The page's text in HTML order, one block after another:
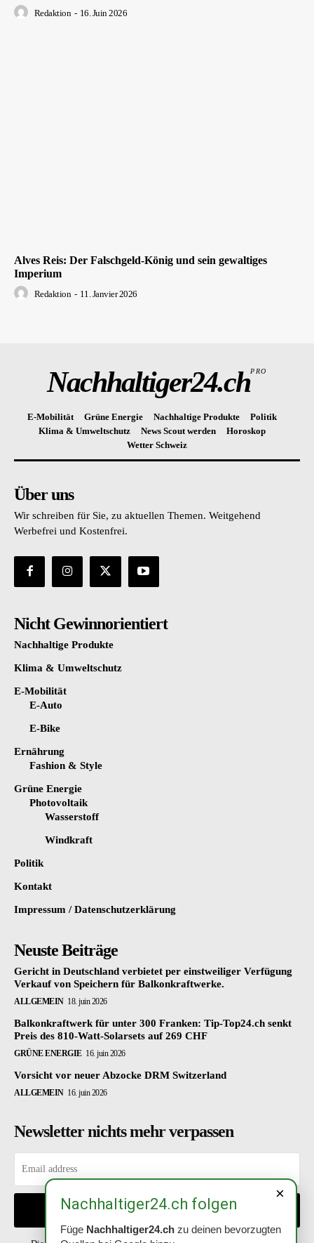
Redaktion - 16. Juin 2026
Alves Reis: Der Falschgeld-König und sein gewaltiges
Imperium
Redaktion - 11. Janvier 2026
Nachhaltiger24.chPRO
E-Mobilität Grüne Energie Nachhaltige Produkte
Politik
Klima & Umweltschutz
News Scout werden
Horoskop
Wetter Schweiz
Über uns
Wir schreiben für Sie, zu aktuellen Themen. Weitgehend
Werbefrei und Kostenfrei.
Nicht Gewinnorientiert
Nachhaltige Produkte
Klima & Umweltschutz
E-Mobilität
E-Auto
E-Bike
Ernährung
Fashion & Style
Grüne Energie
Photovoltaik
Wasserstoff
Windkraft
Politik
Kontakt
Impressum / Datenschutzerklärung
Neuste Beiträge
Gericht in Deutschland verbietet per einstweiliger Verfügung
Verkauf von Speichern für Balkonkraftwerke.
ALLGEMEIN 18. juin 2026
Balkonkraftwerk für unter 300 Franken: Tip-Top24.ch senkt
Preis des 810-Watt-Solarsets auf 269 CHF
GRÜNE ENERGIE 16. juin 2026
Vorsicht vor neuer Abzocke DRM Switzerland
ALLGEMEIN 16. juin 2026
Newsletter nichts mehr verpassen
EINTRAGEN
×
Nachhaltiger24.ch folgen
Füge Nachhaltiger24.ch zu deinen bevorzugten